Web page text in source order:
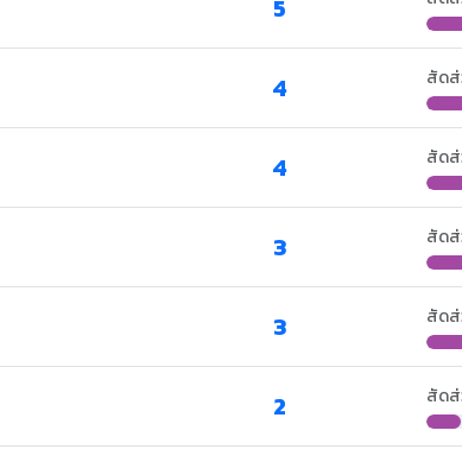
5
4 สัด
4 สัด
3 สัด
3 สัด
2 สัด